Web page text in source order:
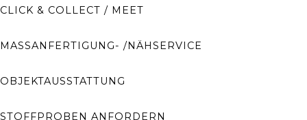
CLICK & COLLECT / MEET
MASSANFERTIGUNG- /NÄHSERVICE
OBJEKTAUSSTATTUNG
STOFFPROBEN ANFORDERN